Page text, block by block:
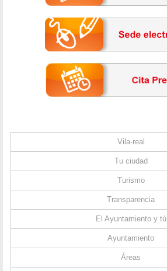
Vila-real
Tu ciudad
Turismo
Transparencia
El Ayuntamiento y tú
Ayuntamiento
Áreas